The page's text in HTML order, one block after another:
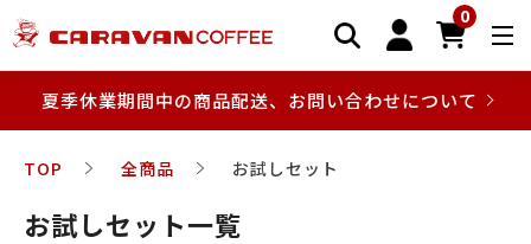
0
夏季休業期間中の商品配送、お問い合わせについて
TOP 全商品 お試しセット
お試しセット一覧